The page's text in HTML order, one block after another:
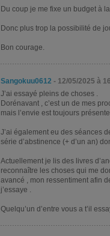
Du coup je me fixe un budget à
Donc plus trop la possibilité de
Bon courage.
Sangokuu0612 - 12/05/2025 à
J’ai essayé pleins de choses .
Dorénavant , c’est un de mes
mais l’envie est toujours
J’ai également eu des séances
série d’abstinence (+ d’un an)
Actuellement je lis des livres
reconnaître les choses qui me
avancé , mon ressentiment afin
j’essaye .
Quelqu’un d’entre vous a t’il